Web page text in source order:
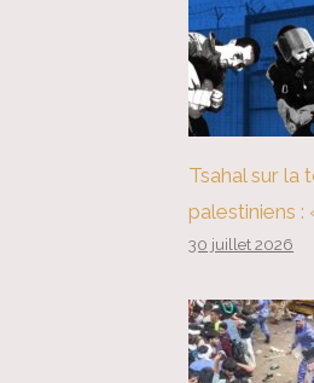
Tsahal sur la
palestiniens
30 juillet 2026